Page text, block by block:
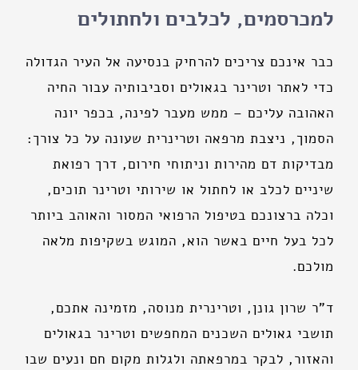
למכרסמים, לכלבים ולחתולים
כבר אינכם צריכים להרחיק בנסיעה אל העיר הגדולה
כדי לאתר וטרינר בגאולים וסביבותיה עבור החיה
האהובה עליכם – ממש מעבר לפינה, בכפר יונה
הסמוך, ניצבת מרפאה וטרינרית שעונה על כל צורך:
מבדיקות דם מהירות וניתוחי חירום, דרך רפואת
שיניים לכלב או לחתול או שירותי וטרינר תוכים,
וכלה ברצונכם בטיפול הרפואי המסור והאוהב ביותר
לכל בעל חיים באשר הוא, המוגש בשקיפות מלאה
מולכם.
ד"ר שרון גונן, וטרינרית מנוסה, מזמינה אתכם,
תושבי גאולים השכנים המחפשים וטרינר בגאולים
והאזור, לבקר במרפאתה ולגלות מקום חם ונעים שבו